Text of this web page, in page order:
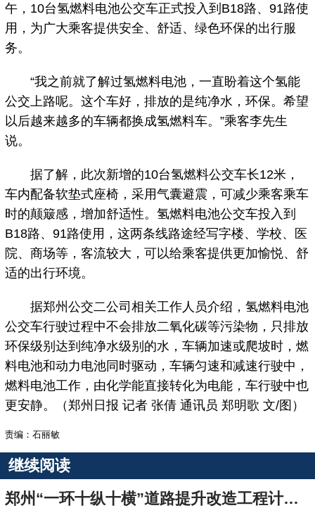
午，10台氢燃料电池公交车正式投入到B18路、91路使
用，为广大乘客提供安全、舒适、绿色环保的出行服
务。
“我之前就了解过氢燃料电池，一直盼着这个氢能
公交上路呢。这个车好，排放的是纯净水，环保。希望
以后越来越多的车辆都换成氢燃料车。”乘客李先生
说。
据了解，此次新增的10台氢燃料公交车长12米，
车内配备软垫式座椅，采用气囊避震，可减少乘客乘车
时的颠簸感，增加舒适性。氢燃料电池公交车投入到
B18路、91路使用，这两条线路途经写字楼、学校、医
院、商场等，客流较大，可以给乘客提供更加愉悦、舒
适的出行环境。
据郑州公交二公司相关工作人员介绍，氢燃料电池
公交车行驶过程中不会排放二氧化碳等污染物，只排放
环保级别达到纯净水级别的水，车辆加速或爬坡时，燃
料电池和动力电池同时驱动，车辆匀速和减速行驶中，
燃料电池工作，由化学能直接转化为电能，车行驶中也
更安静。（郑州日报 记者 张倩 通讯员 郑明歌 文/图）
责编：石丽敏
继续阅读
郑州“一环十纵十横”道路提升改造工程计划有序推进